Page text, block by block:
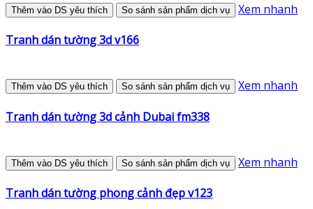
Thêm vào DS yêu thích So sánh sản phẩm dịch vụ Xem nhanh
Tranh dán tường 3d v166
Thêm vào DS yêu thích So sánh sản phẩm dịch vụ Xem nhanh
Tranh dán tường 3d cảnh Dubai fm338
Thêm vào DS yêu thích So sánh sản phẩm dịch vụ Xem nhanh
Tranh dán tường phong cảnh đẹp v123